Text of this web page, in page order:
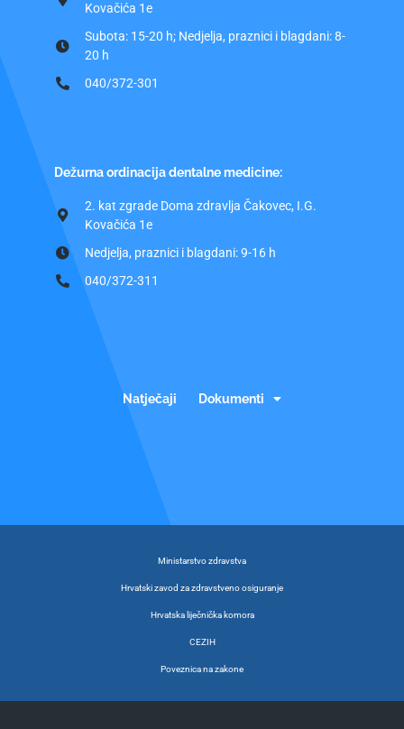
Kovačića 1e
Subota: 15-20 h; Nedjelja, praznici i blagdani: 8-
20 h
040/372-301
Dežurna ordinacija dentalne medicine:
2. kat zgrade Doma zdravlja Čakovec, I.G.
Kovačića 1e
Nedjelja, praznici i blagdani: 9-16 h
040/372-311
Natječaji Dokumenti
Ministarstvo zdravstva
Hrvatski zavod za zdravstveno osiguranje
Hrvatska liječnička komora
CEZIH
Poveznica na zakone